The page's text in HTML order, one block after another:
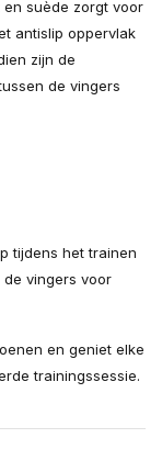
suède zorgt voor
antislip oppervlak
zijn de
de vingers
tijdens het trainen
vingers voor
en geniet elke
trainingssessie.